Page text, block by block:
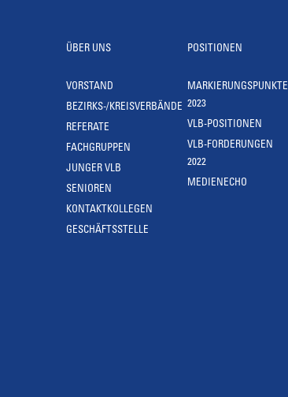
ÜBER UNS
VORSTAND
BEZIRKS-/KREISVERBÄNDE
REFERATE
FACHGRUPPEN
JUNGER VLB
SENIOREN
KONTAKTKOLLEGEN
GESCHÄFTSSTELLE
POSITIONEN
MARKIERUNGSPUNKTE
2023
VLB-POSITIONEN
VLB-FORDERUNGEN
2022
MEDIENECHO